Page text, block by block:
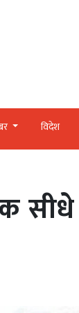
विदेश